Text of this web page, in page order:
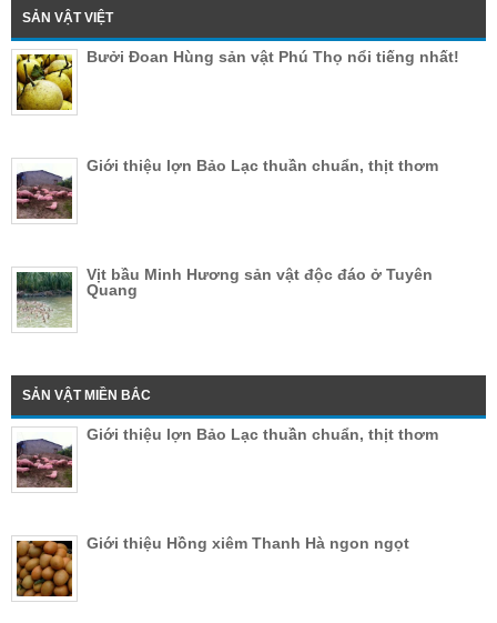
SẢN VẬT VIỆT
Bưởi Đoan Hùng sản vật Phú Thọ nổi tiếng nhất!
Giới thiệu lợn Bảo Lạc thuần chuẩn, thịt thơm
Vịt bầu Minh Hương sản vật độc đáo ở Tuyên
Quang
SẢN VẬT MIỀN BẮC
Giới thiệu lợn Bảo Lạc thuần chuẩn, thịt thơm
Giới thiệu Hồng xiêm Thanh Hà ngon ngọt